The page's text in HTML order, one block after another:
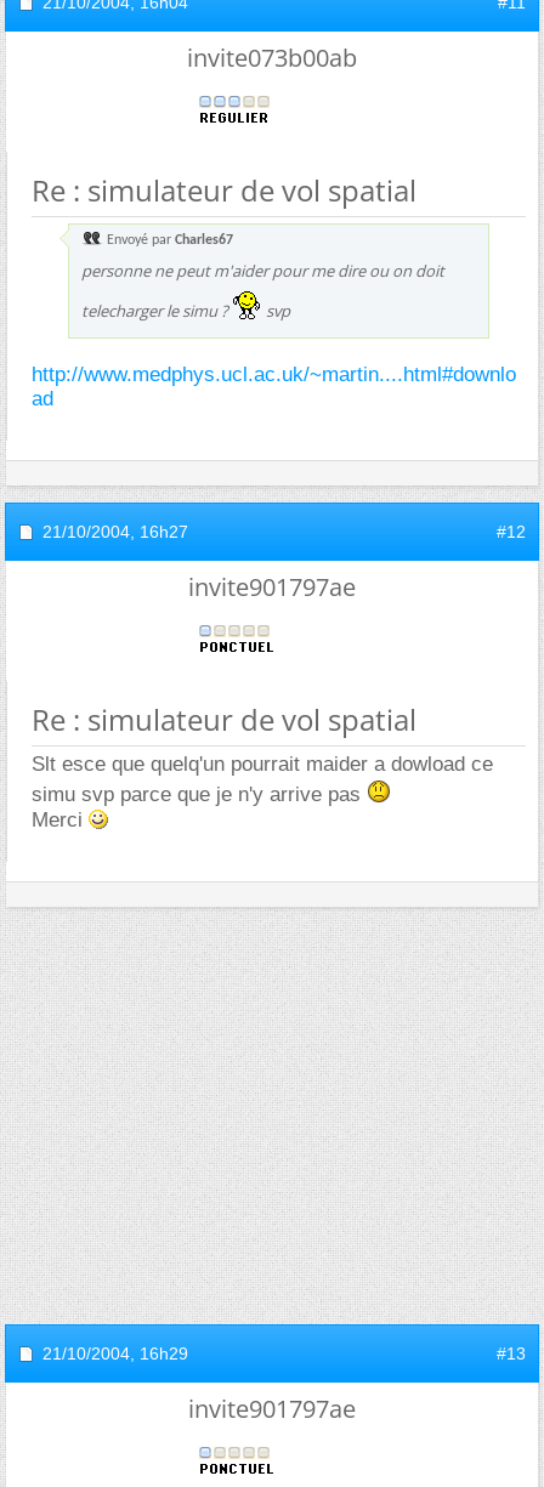
invite073b00ab
Re : simulateur de vol spatial
Envoyé par Charles67
personne ne peut m'aider pour me dire ou on doit
telecharger le simu ?
svp
http://www.medphys.ucl.ac.uk/~martin....html#downlo
ad
21/10/2004, 16h27 #12
invite901797ae
Re : simulateur de vol spatial
Slt esce que quelq'un pourrait maider a dowload ce
simu svp parce que je n'y arrive pas
Merci
21/10/2004, 16h29 #13
invite901797ae